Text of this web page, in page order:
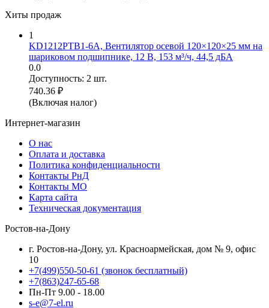
Хиты продаж
1
KD1212PTB1-6A, Вентилятор осевой 120×120×25 мм на
шариковом подшипнике, 12 В, 153 м³/ч, 44,5 дБА
0.0
Доступность: 2 шт.
740.36 ₽
(Включая налог)
Интернет-магазин
О нас
Оплата и доставка
Политика конфиденциальности
Контакты РнД
Контакты МО
Карта сайта
Техническая документация
Ростов-на-Дону
г. Ростов-на-Дону, ул. Красноармейская, дом № 9, офис
10
+7(499)550-50-61 (звонок бесплатный)
+7(863)247-65-68
Пн-Пт 9.00 - 18.00
s-e@7-el.ru